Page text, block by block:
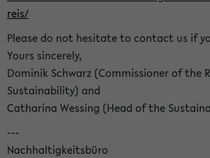
reis/
Please do not hesitate to contact us if
Yours sincerely,
Dominik Schwarz (Commissioner of the
Sustainability) and
Catharina Wessing (Head of the
---
Nachhaltigkeitsbüro